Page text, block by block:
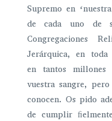
Supremo en
de cada uno de
Congregaciones
Jerárquica, en toda
en tantos millones
vuestra sangre,
conocen. Os pido
de cumplir